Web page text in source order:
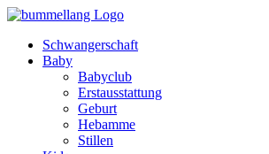
Schwangerschaft
Baby
Babyclub
Erstausstattung
Geburt
Hebamme
Stillen